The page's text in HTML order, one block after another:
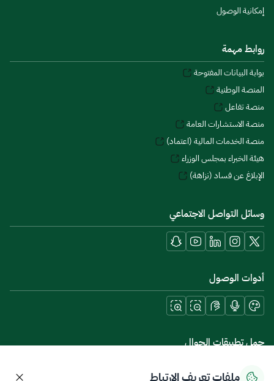
إمكانية الوصول
روابط مهمة
بوابة البيانات المفتوحة
المنصة الوطنية
منصة تفاعل
منصة الاستشارات العامة
منصة الخدمات المالية (اعتماد)
هيئة الخبراء بمجلس الوزراء
الإبلاغ عن فساد (نزاهة)
وسائل التواصل الاجتماعي
أدوات الوصول
حمل تطبيقات الجوال
ملفات تعريف الارتباط